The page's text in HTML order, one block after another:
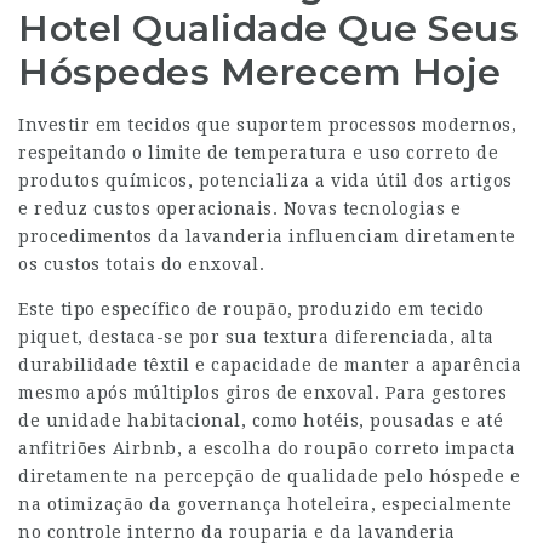
Hotel Qualidade Que Seus
Hóspedes Merecem Hoje
Investir em tecidos que suportem processos modernos,
respeitando o limite de temperatura e uso correto de
produtos químicos, potencializa a vida útil dos artigos
e reduz custos operacionais. Novas tecnologias e
procedimentos da lavanderia influenciam diretamente
os custos totais do enxoval.
Este tipo específico de roupão, produzido em tecido
piquet, destaca-se por sua textura diferenciada, alta
durabilidade têxtil e capacidade de manter a aparência
mesmo após múltiplos giros de enxoval. Para gestores
de unidade habitacional, como hotéis, pousadas e até
anfitriões Airbnb, a escolha do roupão correto impacta
diretamente na percepção de qualidade pelo hóspede e
na otimização da governança hoteleira, especialmente
no controle interno da rouparia e da lavanderia